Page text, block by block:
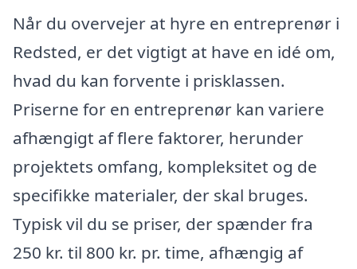
Når du overvejer at hyre en entreprenør i
Redsted, er det vigtigt at have en idé om,
hvad du kan forvente i prisklassen.
Priserne for en entreprenør kan variere
afhængigt af flere faktorer, herunder
projektets omfang, kompleksitet og de
specifikke materialer, der skal bruges.
Typisk vil du se priser, der spænder fra
250 kr. til 800 kr. pr. time, afhængig af